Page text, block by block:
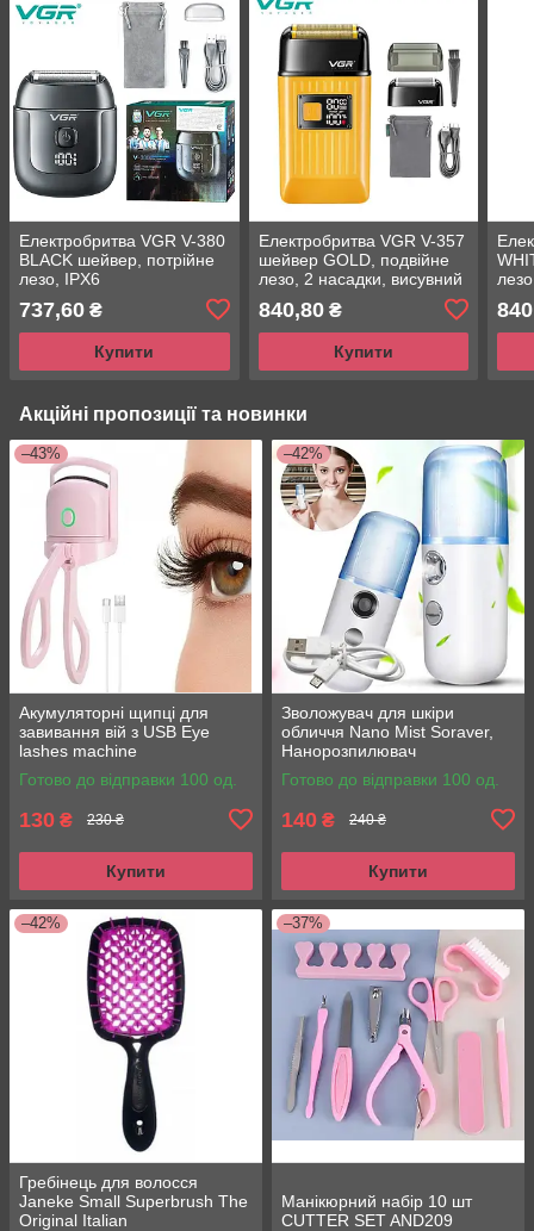
Електробритва VGR V-380
BLACK шейвер, потрійне
лезо, IPX6
737,60 ₴
Купити
Електробритва VGR V-357
шейвер GOLD, подвійне
лезо, 2 насадки, висувний
тример, IPX6, LED display
840,80₴
Купити
Акційні пропозиції та новинки
–43%
Акумуляторні щипці для
завивання вій з USB Eye
lashes machine
Готово до відправки 100 од.
130 ₴ 230 ₴
Купити
–42%
Зволожувач для шкіри
обличчя Nano Mist Soraver,
Нанорозпилювач
Готово до відправки 100 од.
140 ₴ 240 ₴
Купити
–42%
Гребінець для волосся
Janeke Small Superbrush The
Original Italian
–37%
Манікюрний набір 10 шт
CUTTER SET AND209